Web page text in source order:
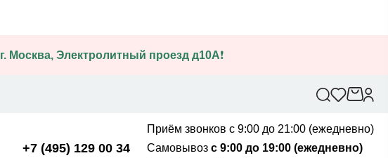
г. Москва, Электролитный проезд д10А❗
+7 (495) 129 00 34
Приём звонков с 9:00 до 21:00 (ежедневно)
Самовывоз с 9:00 до 19:00 (ежедневно)